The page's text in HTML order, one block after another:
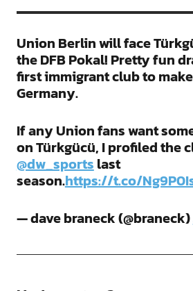
Union Berlin will face
the DFB Pokal! Pretty fun
first immigrant club to
Germany.
If any Union fans want
on Türkgücü, I profiled the
@dw_sportslast
season.https://t.co/
— dave braneck (@braneck)